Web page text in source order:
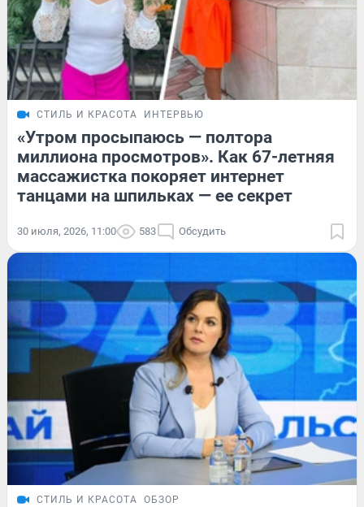
СТИЛЬ И КРАСОТА ИНТЕРВЬЮ
«Утром просыпаюсь — полтора
миллиона просмотров». Как 67-летняя
массажистка покоряет интернет
танцами на шпильках — ее секрет
30 июля, 2026, 11:00 583 Обсудить
СТИЛЬ И КРАСОТА ОБЗОР